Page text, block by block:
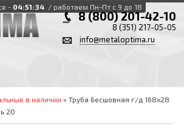
- 04:51:35 / работаем Пн-Пт с 9 до 18
8 (800) 201-42-10
8 (351) 217-05-05
info@metaloptima.ru
в наличии » Труба бесшовная г/д 168х28
20